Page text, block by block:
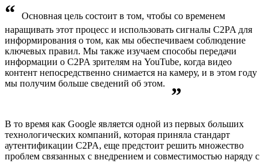
“
Основная цель состоит в том, чтобы со временем
наращивать этот процесс и использовать сигналы C2PA для
информирования о том, как мы обеспечиваем соблюдение
ключевых правил. Мы также изучаем способы передачи
информации о C2PA зрителям на YouTube, когда видео
контент непосредственно снимается на камеру, и в этом году
мы получим больше сведений об этом.
”
В то время как Google является одной из первых больших
технологических компаний, которая приняла стандарт
аутентификации C2PA, еще предстоит решить множество
проблем связанных с внедрением и совместимостью наряду с